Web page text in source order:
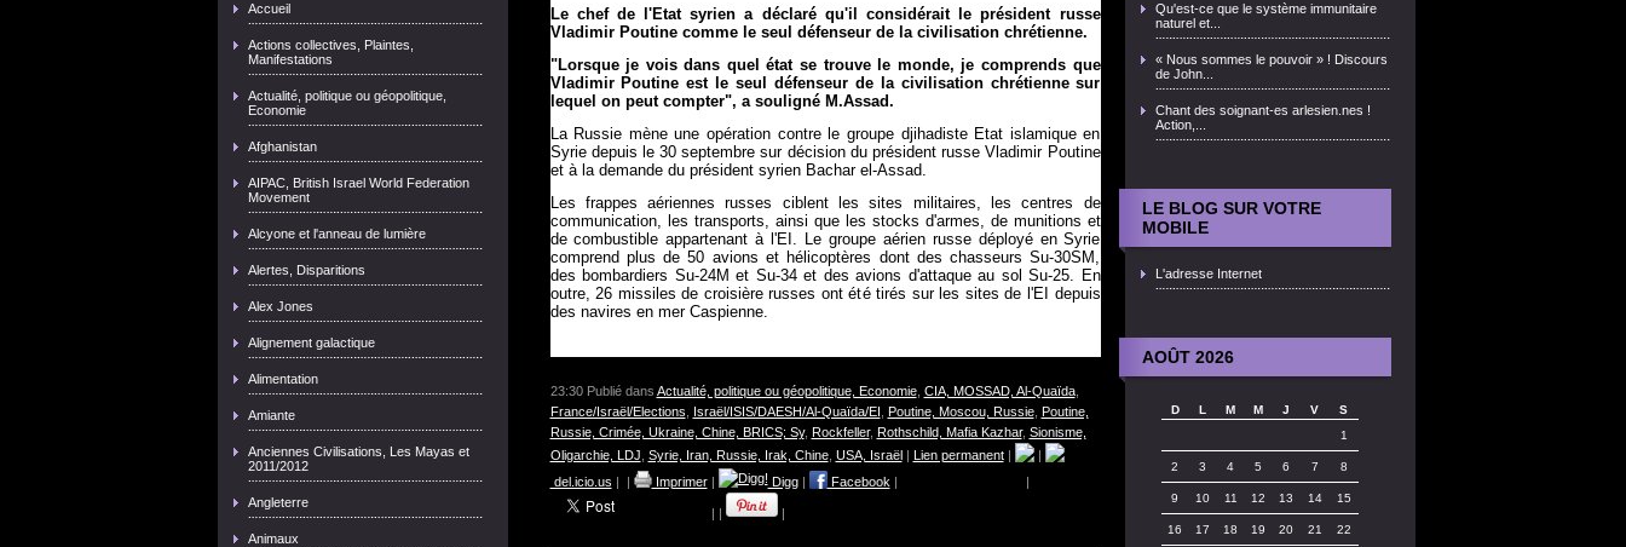
Accueil
Actions collectives, Plaintes,
Manifestations
Actualité, politique ou géopolitique,
Economie
Afghanistan
AIPAC, British Israel World Federation
Movement
Alcyone et l'anneau de lumière
Alertes, Disparitions
Alex Jones
Alignement galactique
Alimentation
Amiante
Anciennes Civilisations, Les Mayas et
2011/2012
Angleterre
Animaux
Qu'est-ce que le système immunitaire
naturel et...
« Nous sommes le pouvoir » ! Discours
de John...
Chant des soignant-es arlesien.nes !
Action,...
LE BLOG SUR VOTRE
MOBILE
L'adresse Internet
AOÛT 2026
D L M M J V
S
1
2 3 4 5 6 7 8
9 10 11 12 13 14 15
16 17 18 19 20 21 22
Le chef de l'Etat syrien a déclaré qu'il considérait le président russe
Vladimir Poutine comme le seul défenseur de la civilisation chrétienne.
"Lorsque je vois dans quel état se trouve le monde, je comprends que
Vladimir Poutine est le seul défenseur de la civilisation chrétienne sur
lequel on peut compter", a souligné M.Assad.
La Russie mène une opération contre le groupe djihadiste Etat islamique en
Syrie depuis le 30 septembre sur décision du président russe Vladimir Poutine
et à la demande du président syrien Bachar el-Assad.
Les frappes aériennes russes ciblent les sites militaires, les centres de
communication, les transports, ainsi que les stocks d'armes, de munitions et
de combustible appartenant à l'EI. Le groupe aérien russe déployé en Syrie
comprend plus de 50 avions et hélicoptères dont des chasseurs Su-30SM,
des bombardiers Su-24M et Su-34 et des avions d'attaque au sol Su-25. En
outre, 26 missiles de croisière russes ont été tirés sur les sites de l'EI depuis
des navires en mer Caspienne.
23:30 Publié dans Actualité, politique ou géopolitique, Economie, CIA, MOSSAD, Al-Quaïda,
France/Israël/Elections
Israël/ISIS/DAESH/Al-Quaïda/EI Poutine, Moscou, Russie, Poutine,
Russie, Crimée, Ukraine, Chine, BRICS; Sy, Rockfeller, Rothschild, Mafia Kazhar, Sionisme,
Oligarchie, LDJ Syrie, Iran, Russie, Irak, Chine, USA, Israël| Lien permanent|
|
del.icio.us | | Imprimer| Digg| Facebook | |
| | |